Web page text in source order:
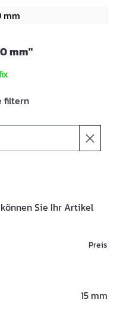
mm
mm"
filtern
Sie Ihr Artikel
Preis
15 mm